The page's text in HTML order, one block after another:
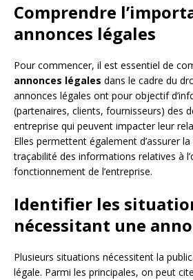
Comprendre
annonces légales
Pour commencer, il est essentiel de
annonces légales dans le cadre du
annonces légales ont pour objectif
(partenaires, clients, fournisseurs) des
entreprise qui peuvent impacter leur
Elles permettent également d’assurer
traçabilité des informations relatives à
fonctionnement de l’entreprise.
Identifier les
nécessitant une
Plusieurs situations nécessitent la
légale. Parmi les principales, on peut